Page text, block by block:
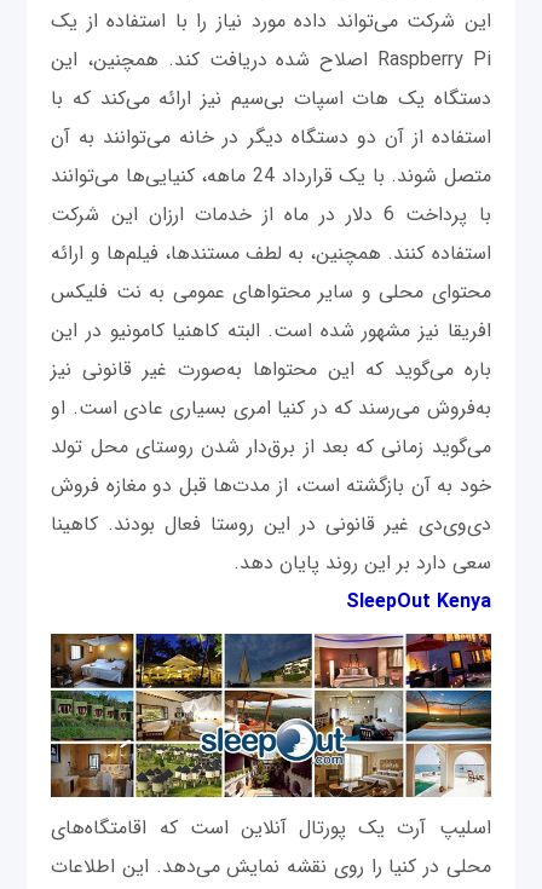
این شرکت می‌تواند داده مورد نیاز را با استفاده از یک
Raspberry Pi اصلاح ‌شده دریافت کند. همچنین، این
دستگاه یک هات اسپات بی‌سیم نیز ارائه می‌کند که با
استفاده از آن دو دستگاه دیگر در خانه می‌توانند به آن
متصل شوند. با یک قرارداد 24 ماهه، کنیایی‌ها می‌توانند
با پرداخت 6 دلار در ماه از خدمات ارزان این شرکت
استفاده کنند. همچنین، به لطف مستندها، فیلم‌ها و ارائه
محتوای محلی و سایر محتواهای عمومی به نت فلیکس
افریقا نیز مشهور شده است. البته کاهنیا کامونیو در این
‌باره می‌گوید که این محتواها به‌صورت غیر قانونی نیز
به‌فروش می‌رسند که در کنیا امری بسیاری عادی است. او
می‌گوید زمانی که بعد از برق‌دار شدن روستای محل تولد
خود به آن بازگشته است، از مدت‌ها قبل دو مغازه فروش
دی‌وی‌دی غیر قانونی در این روستا فعال بودند. کاهینا
سعی دارد بر این روند پایان دهد.
SleepOut Kenya
اسلیپ آرت یک پورتال آنلاین است که اقامتگاه‌های
محلی در کنیا را روی نقشه نمایش می‌دهد. این اطلاعات